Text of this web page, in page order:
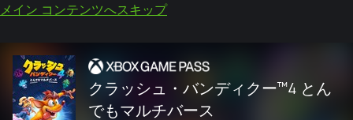
メイン コンテンツへスキップ
クラッシュ・バンディクー™4 とん
でもマルチバース